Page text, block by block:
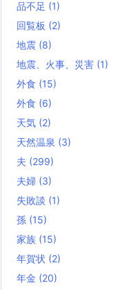
品不足 (1)
回覧板 (2)
地震 (8)
地震、火事、災害 (1)
外食 (15)
外食 (6)
天気 (2)
天然温泉 (3)
夫 (299)
夫婦 (3)
失敗談 (1)
孫 (15)
家族 (15)
年賀状 (2)
年金 (20)